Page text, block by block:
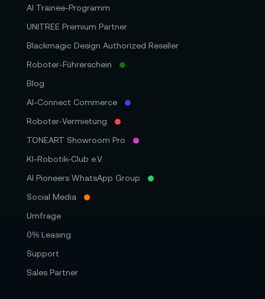
AI Trainee-Programm
UNITREE Premium Partner
Blackmagic Design Authorized Reseller
Roboter-Führerschein
Blog
AI-Connect Commerce
Roboter‑Vermietung
TONEART Showroom Pro
KI-Robotik-Club e.V.
AI Pioneers WhatsApp Group
Social Media
Umfrage
0% Leasing
Support
Sales Partner